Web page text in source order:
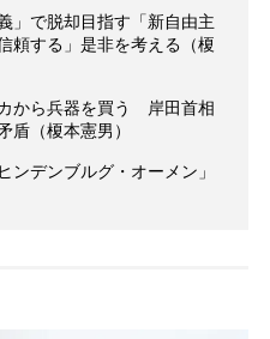
」で脱却目指す「新自由主
する」是非を考える（榎
から兵器を買う 岸田首相
盾（榎本憲男）
デンブルグ・オーメン」